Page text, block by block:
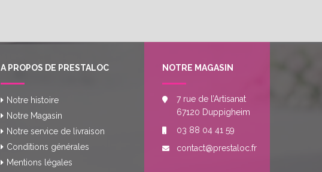
A PROPOS DE PRESTALOC
Notre histoire
Notre Magasin
Notre service de livraison
Conditions générales
Mentions légales
NOTRE MAGASIN
7 rue de l’Artisanat
67120 Duppigheim
03 88 04 41 59
contact@prestaloc.fr